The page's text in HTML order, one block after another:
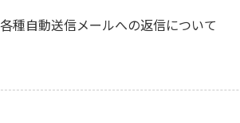
種自動送信メールへの返信について